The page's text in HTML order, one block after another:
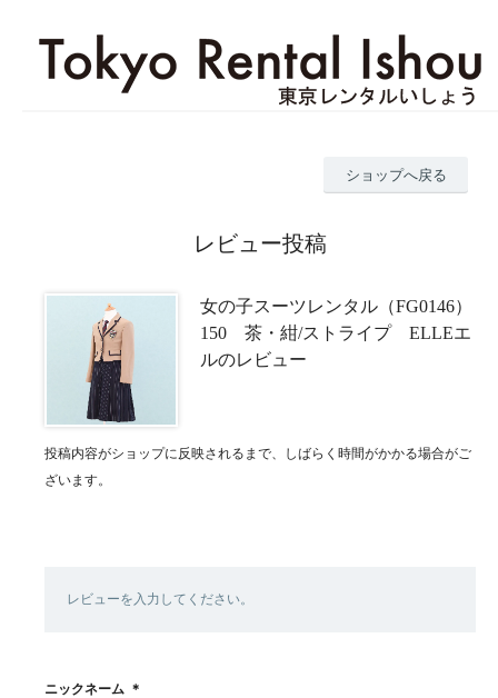
ショップへ戻る
レビュー投稿
女の子スーツレンタル（FG0146）
150 茶・紺/ストライプ ELLEエ
ルのレビュー
投稿内容がショップに反映されるまで、しばらく時間がかかる場合がご
ざいます。
レビューを入力してください。
ニックネーム ＊